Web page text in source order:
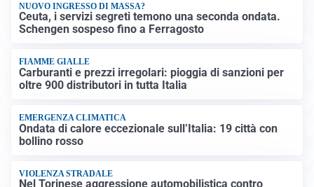
NUOVO INGRESSO DI MASSA?
Ceuta, i servizi segreti temono una seconda ondata.
Schengen sospeso fino a Ferragosto
FIAMME GIALLE
Carburanti e prezzi irregolari: pioggia di sanzioni per
oltre 900 distributori in tutta Italia
EMERGENZA CLIMATICA
Ondata di calore eccezionale sull’Italia: 19 città con
bollino rosso
VIOLENZA STRADALE
Nel Torinese aggressione automobilistica contro